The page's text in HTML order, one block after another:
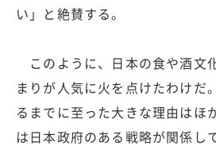
い」と絶賛する。
このように、日本の食や酒文
まりが人気に火を点けたわけだ
るまでに至った大きな理由はほ
は日本政府のある戦略が関係し